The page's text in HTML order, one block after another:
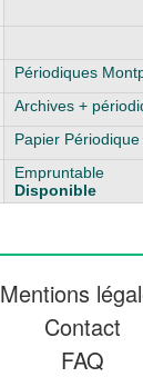
Périodiques
Archives +
Papier Périodique
Empruntable
Disponible
Mentions
Contact
FAQ